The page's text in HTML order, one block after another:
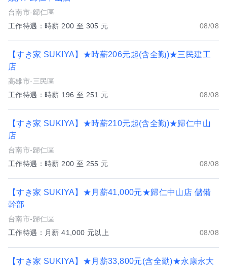
台南市-歸仁區
工作待遇：時薪 200 至 305 元
08/08
【すき家 SUKIYA】★時薪206元起(含全勤)★三民建工
店
高雄市-三民區
工作待遇：時薪 196 至 251 元
08/08
【すき家 SUKIYA】★時薪210元起(含全勤)★歸仁中山
店
台南市-歸仁區
工作待遇：時薪 200 至 255 元
08/08
【すき家 SUKIYA】★月薪41,000元★歸仁中山店 儲備
幹部
台南市-歸仁區
工作待遇：月薪 41,000 元以上
08/08
【すき家 SUKIYA】★月薪33,800元(含全勤)★永康永大